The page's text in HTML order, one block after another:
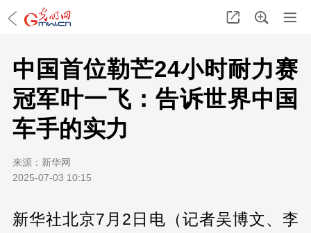
中国首位勒芒24小时耐力赛
冠军叶一飞：告诉世界中国
车手的实力
来源： 新华网
2025-07-03 10:15
新华社北京7月2日电（记者吴博文、李